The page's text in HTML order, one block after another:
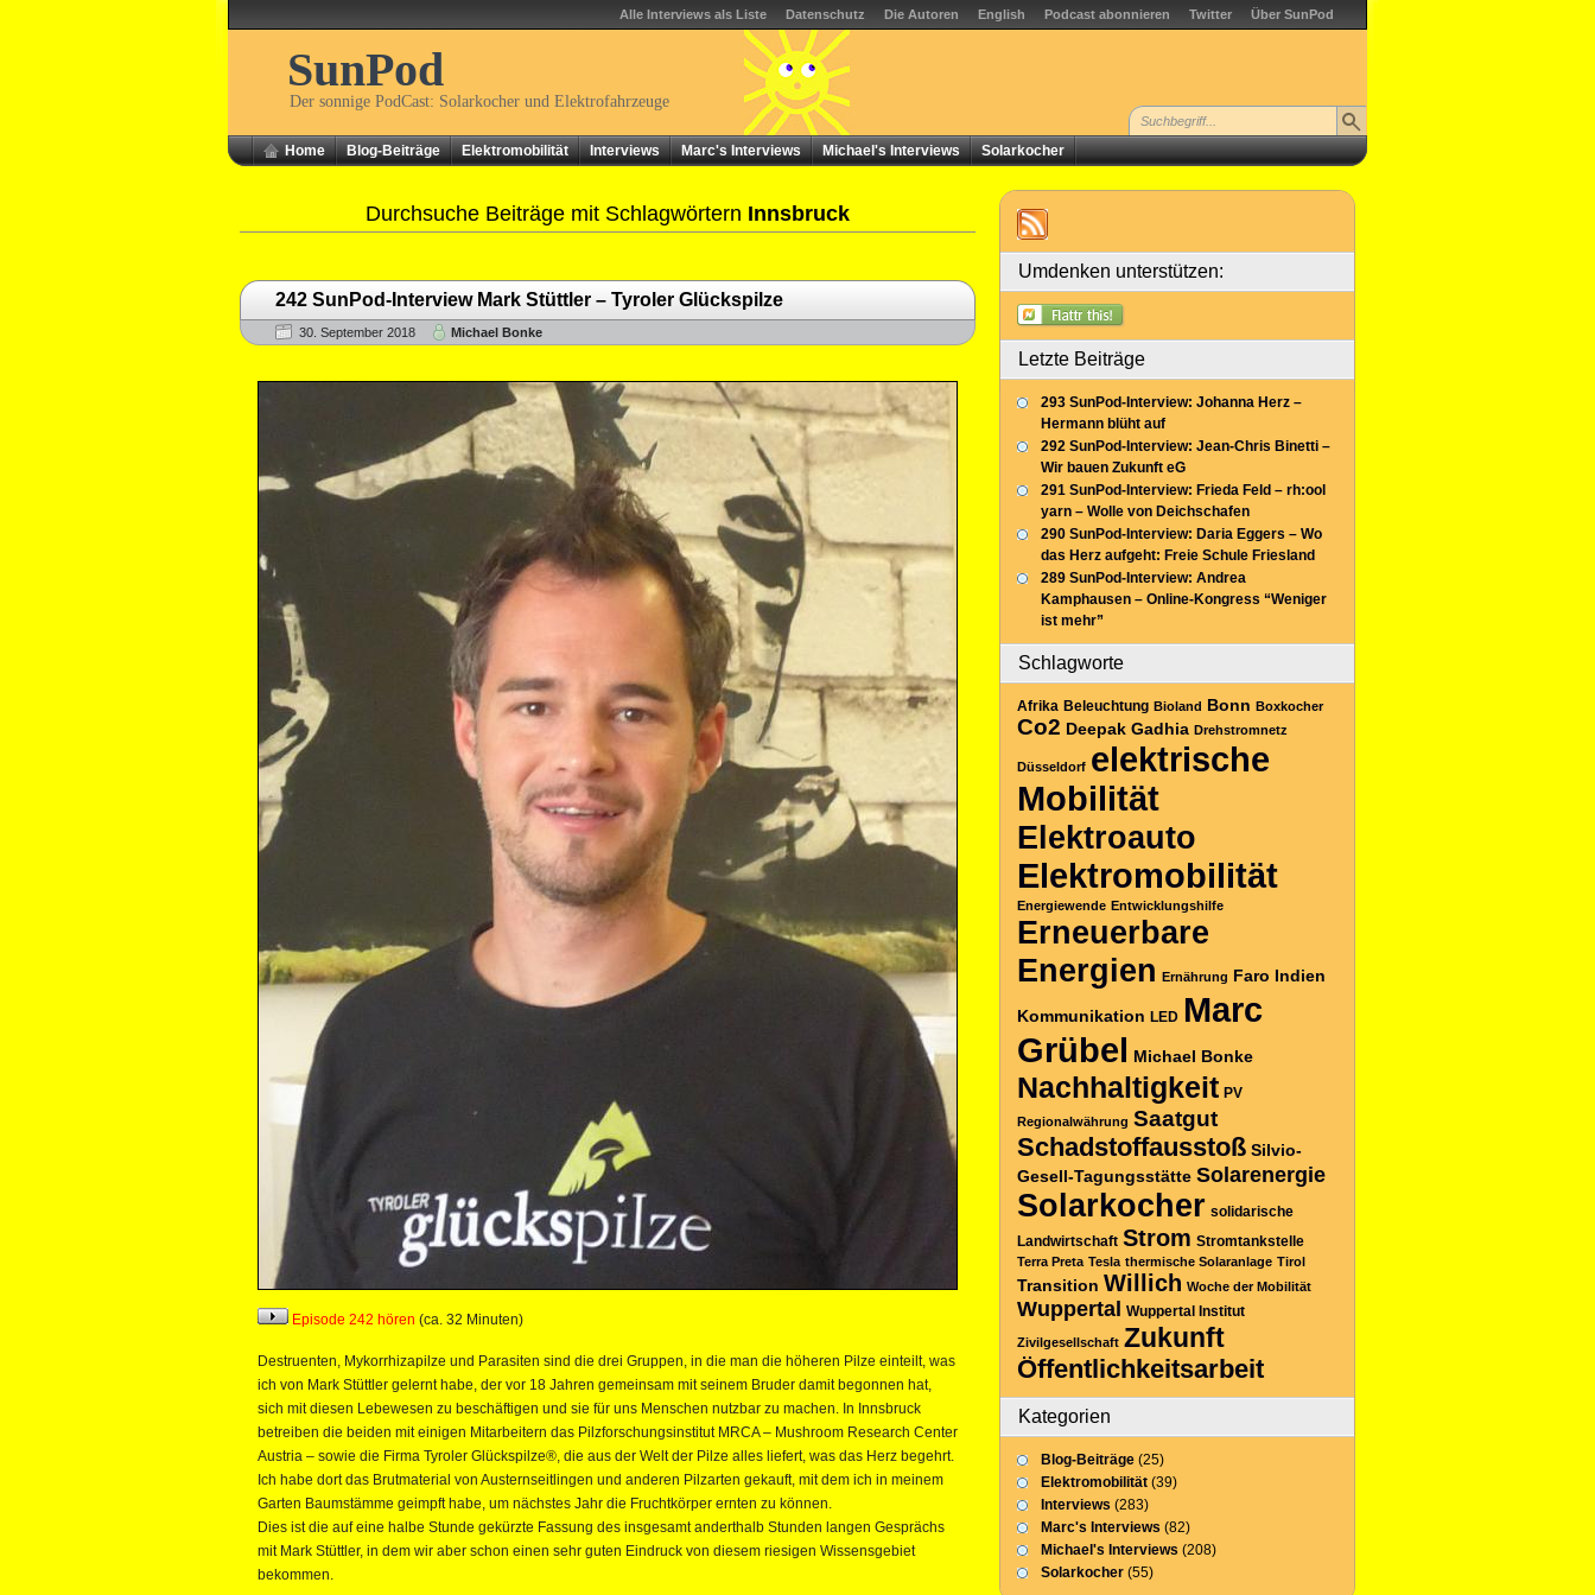
Alle Interviews als Liste Datenschutz Die Autoren English Podcast abonnieren Twitter Über SunPod
SunPod
Der sonnige PodCast: Solarkocher und Elektrofahrzeuge
Home Blog-Beiträge Elektromobilität Interviews Marc's Interviews Michael's Interviews Solarkocher
Durchsuche Beiträge mit Schlagwörtern Innsbruck
242 SunPod-Interview Mark Stüttler – Tyroler Glückspilze
30. September 2018 Michael Bonke
Episode 242 hören (ca. 32 Minuten)
Destruenten, Mykorrhizapilze und Parasiten sind die drei Gruppen, in die man die höheren Pilze einteilt, was
ich von Mark Stüttler gelernt habe, der vor 18 Jahren gemeinsam mit seinem Bruder damit begonnen hat,
sich mit diesen Lebewesen zu beschäftigen und sie für uns Menschen nutzbar zu machen. In Innsbruck
betreiben die beiden mit einigen Mitarbeitern das Pilzforschungsinstitut MRCA – Mushroom Research Center
Austria – sowie die Firma Tyroler Glückspilze®, die aus der Welt der Pilze alles liefert, was das Herz begehrt.
Ich habe dort das Brutmaterial von Austernseitlingen und anderen Pilzarten gekauft, mit dem ich in meinem
Garten Baumstämme geimpft habe, um nächstes Jahr die Fruchtkörper ernten zu können.
Dies ist die auf eine halbe Stunde gekürzte Fassung des insgesamt anderthalb Stunden langen Gesprächs
mit Mark Stüttler, in dem wir aber schon einen sehr guten Eindruck von diesem riesigen Wissensgebiet
bekommen.
Umdenken unterstützen:
Letzte Beiträge
293 SunPod-Interview: Johanna Herz –
Hermann blüht auf
292 SunPod-Interview: Jean-Chris Binetti –
Wir bauen Zukunft eG
291 SunPod-Interview: Frieda Feld – rh:ool
yarn – Wolle von Deichschafen
290 SunPod-Interview: Daria Eggers – Wo
das Herz aufgeht: Freie Schule Friesland
289 SunPod-Interview: Andrea
Kamphausen – Online-Kongress “Weniger
ist mehr”
Schlagworte
Afrika Beleuchtung Bioland Bonn Boxkocher
Co2 Deepak Gadhia Drehstromnetz
Düsseldorf elektrische
Mobilität
Elektroauto
Elektromobilität
Energiewende Entwicklungshilfe
Erneuerbare
Energien Ernährung Faro Indien
Kommunikation LED Marc
Grübel Michael Bonke
Nachhaltigkeit PV
Regionalwährung Saatgut
Schadstoffausstoß Silvio-
Gesell-Tagungsstätte Solarenergie
Solarkocher solidarische
Landwirtschaft Strom Stromtankstelle
Terra Preta Tesla thermische Solaranlage Tirol
Transition Willich Woche der Mobilität
Wuppertal Wuppertal Institut
Zivilgesellschaft Zukunft
Öffentlichkeitsarbeit
Kategorien
Blog-Beiträge (25)
Elektromobilität (39)
Interviews (283)
Marc's Interviews (82)
Michael's Interviews (208)
Solarkocher (55)